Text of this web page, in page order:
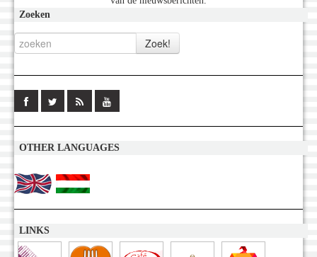
Zoeken
OTHER LANGUAGES
LINKS